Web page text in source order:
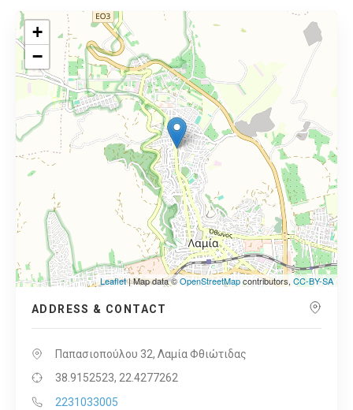
+
−
Leaflet| Map data ©OpenStreetMapcontributors,CC-BY-SA
ADDRESS & CONTACT
Παπασιοπούλου 32, Λαμία Φθιώτιδας
38.9152523, 22.4277262
2231033005